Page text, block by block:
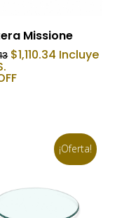
Añadir Al Carrito
Missione
El
precio
original
$1,110.34 El
precio
Incluye
¡Oferta!